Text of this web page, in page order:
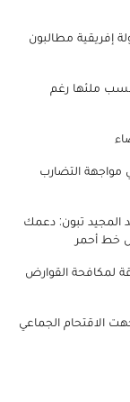
الدخول للولايات المتحدة: مواطنو 30 دولة إفريقية مطالبون
ملئها رغم
مواجهة التضارب
المجيد تبون: دعمك
خط أحمر
لمكافحة القوارض
الاقتحام الجماعي